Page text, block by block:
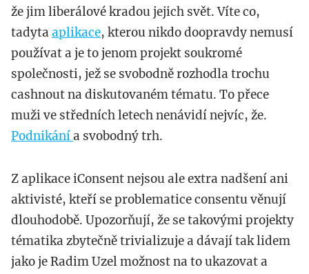
že jim liberálové kradou jejich svět. Víte co,
tadyta aplikace, kterou nikdo doopravdy nemusí
používat a je to jenom projekt soukromé
společnosti, jež se svobodně rozhodla trochu
cashnout na diskutovaném tématu. To přece
muži ve středních letech nenávidí nejvíc, že.
Podnikánía svobodný trh.
Z aplikace iConsent nejsou ale extra nadšení ani
aktivisté, kteří se problematice consentu věnují
dlouhodobě. Upozorňují, že se takovými projekty
tématika zbytečně trivializuje a dávají tak lidem
jako je Radim Uzel možnost na to ukazovat a